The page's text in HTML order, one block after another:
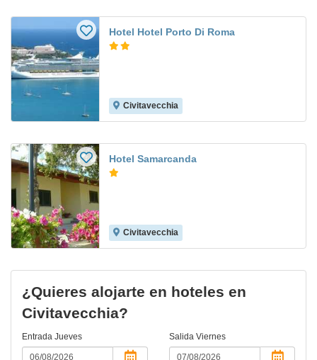
Hotel Hotel Porto Di Roma
Civitavecchia
Hotel Samarcanda
Civitavecchia
¿Quieres alojarte en hoteles en
Civitavecchia?
Entrada Jueves Salida Viernes